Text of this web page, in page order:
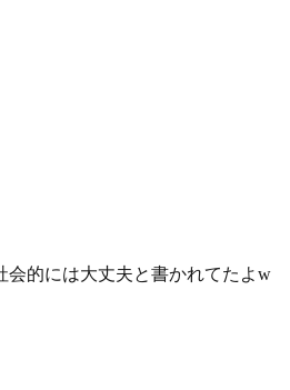
会的には大丈夫と書かれてたよw